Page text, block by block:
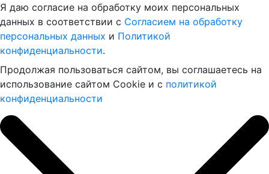
Я даю согласие на обработку моих персональных
данных в соответствии с Согласием на обработку
персональных данных и Политикой
конфиденциальности.
Продолжая пользоваться сайтом, вы соглашаетесь на
использование сайтом Cookie и с политикой
конфиденциальности